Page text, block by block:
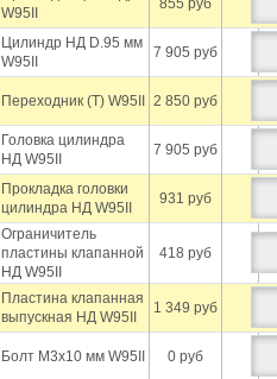
W95II
855 руб
Цилиндр НД D.95 мм
W95II
7 905 руб
Переходник (T) W95II 2 850 руб
Головка цилиндра
НД W95II
7 905 руб
Прокладка головки
цилиндра НД W95II
931 руб
Ограничитель
пластины клапанной
НД W95II
418 руб
Пластина клапанная
выпускная НД W95II
1 349 руб
Болт М3х10 мм W95II 0 руб